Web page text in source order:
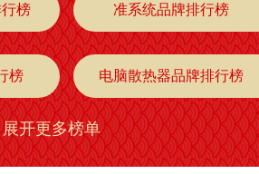
榜 准系统品牌排行榜
榜 电脑散热器品牌排行榜
DVD光驱品牌排行榜
展开更多榜单